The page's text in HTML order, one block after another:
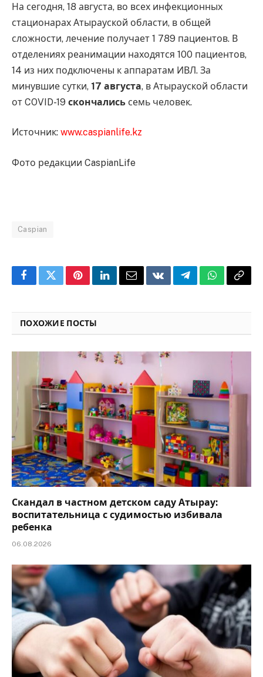
На сегодня, 18 августа, во всех инфекционных
стационарах Атырауской области, в общей
сложности, лечение получает 1 789 пациентов. В
отделениях реанимации находятся 100 пациентов,
14 из них подключены к аппаратам ИВЛ. За
минувшие сутки, 17 августа, в Атырауской области
от COVID-19 скончались семь человек.
Источник: www.caspianlife.kz
Фото редакции CaspianLife
Caspian
FacebookTwitterPinterestLinkedInEmailVKontakteTelegramWhatsApp
Copy
ПОХОЖИЕ ПОСТЫ
Скандал в частном детском саду Атырау:
воспитательница с судимостью избивала
ребенка
06.08.2026